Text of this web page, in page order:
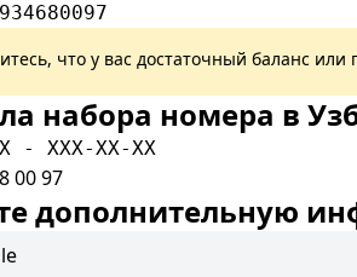
что у вас достаточный баланс
набора номера в
- XXX-XX-XX
00 97
дополнительную